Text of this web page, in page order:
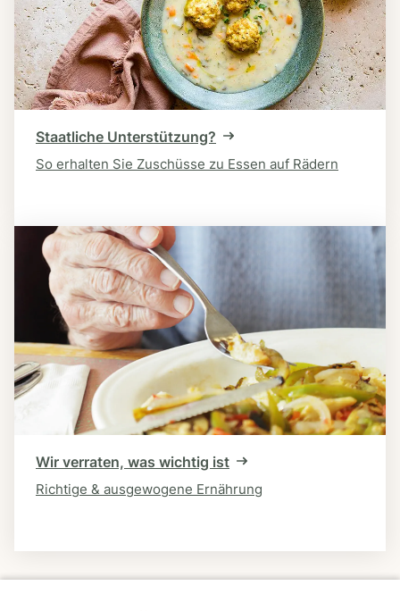
Staatliche Unterstützung?
So erhalten Sie Zuschüsse zu Essen auf Rädern
Wir verraten, was wichtig ist
Richtige & ausgewogene Ernährung